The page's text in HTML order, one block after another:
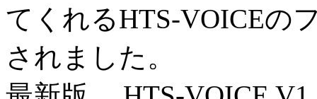
てくれるHTS-VOICEの
されました。